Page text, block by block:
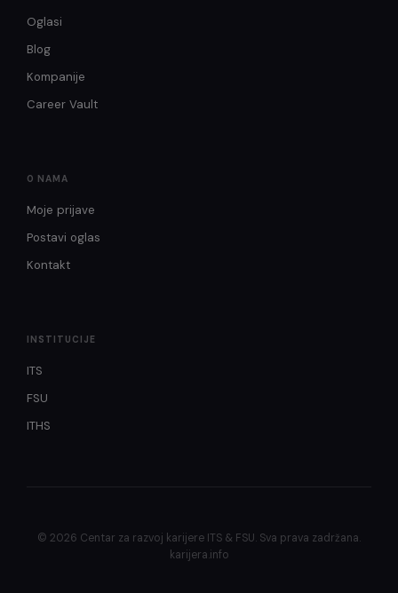
Oglasi
Blog
Kompanije
Career Vault
O NAMA
Moje prijave
Postavi oglas
Kontakt
INSTITUCIJE
ITS
FSU
ITHS
© 2026 Centar za razvoj karijere ITS & FSU. Sva prava zadržana.
karijera.info